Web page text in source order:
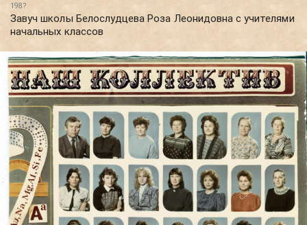
198?
Завуч школы Белослудцева Роза Леонидовна с учителями
начальных классов